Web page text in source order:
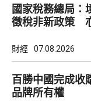
國家稅務總局：
徵稅非新政策
財經 07.08.2026
百勝中國完成收
品牌所有權